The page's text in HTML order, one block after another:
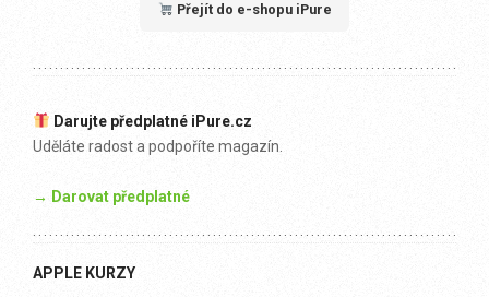
Přejít do e-shopu iPure
Darujte předplatné iPure.cz
Uděláte radost a podpoříte magazín.
→ Darovat předplatné
APPLE KURZY